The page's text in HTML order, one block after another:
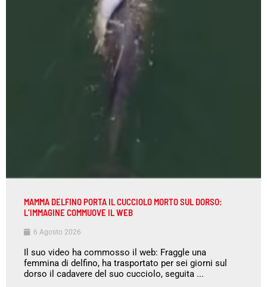
MAMMA DELFINO PORTA IL CUCCIOLO MORTO SUL DORSO:
L’IMMAGINE COMMUOVE IL WEB
6 Agosto 2026
Il suo video ha commosso il web: Fraggle una
femmina di delfino, ha trasportato per sei giorni sul
dorso il cadavere del suo cucciolo, seguita ...